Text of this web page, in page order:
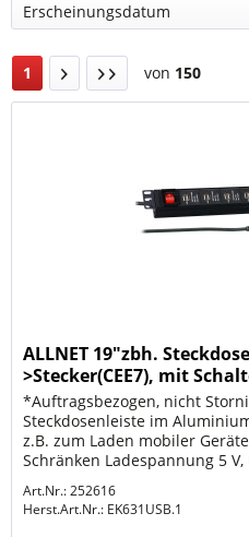
1 von 150
ALLNET 19"zbh.
>Stecker(CEE7), mit
*Auftragsbezogen, nicht
Steckdosenleiste im
z.B. zum Laden mobiler
Schränken Ladespannung 5
Art.Nr.: 252616
Herst.Art.Nr.: EK631USB.1